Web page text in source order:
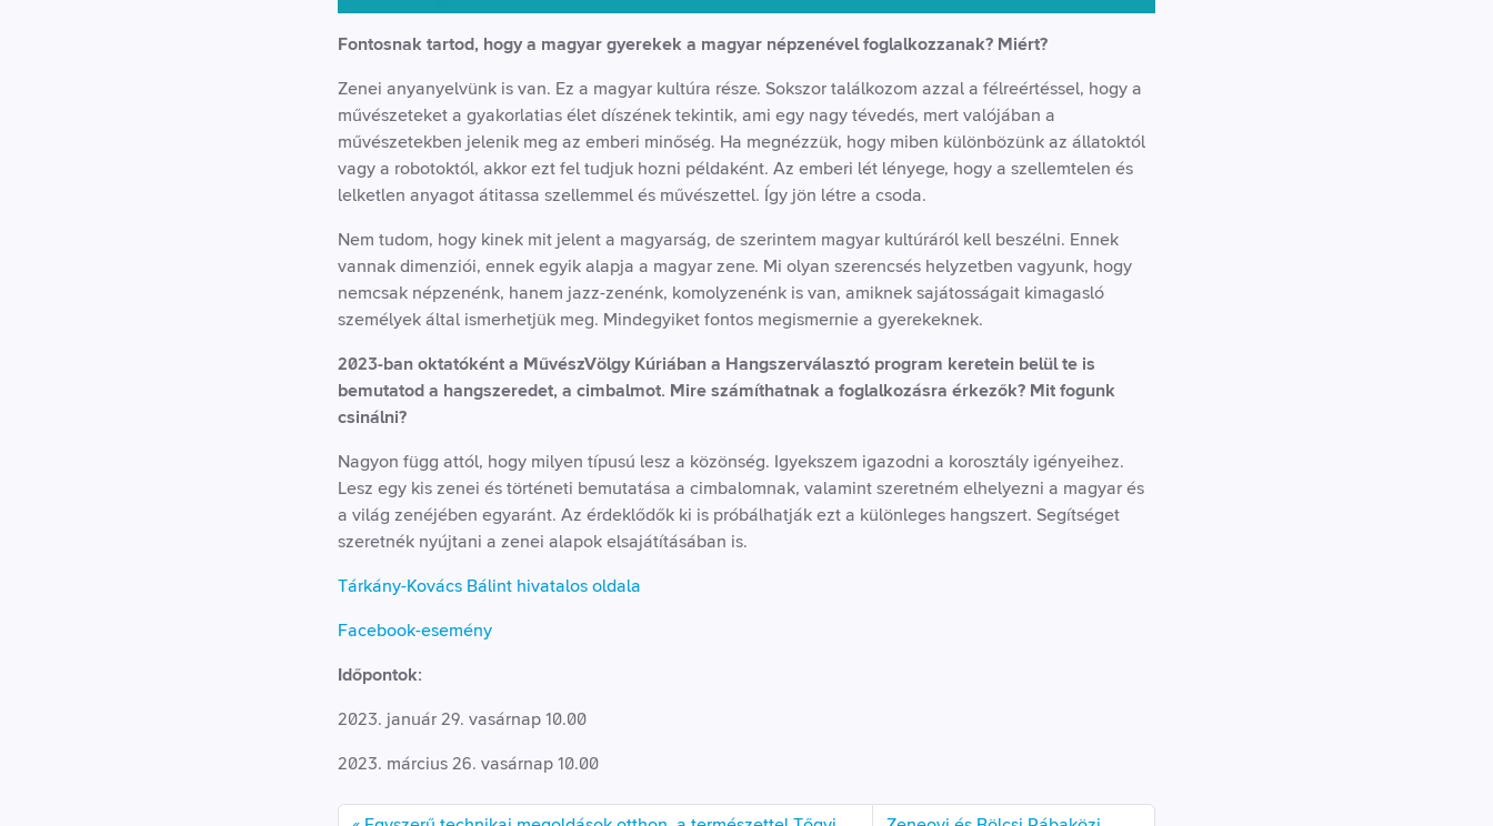
Fontosnak tartod, hogy a magyar gyerekek a magyar népzenével foglalkozzanak? Miért?
Zenei anyanyelvünk is van. Ez a magyar kultúra része. Sokszor találkozom azzal a félreértéssel, hogy a
művészeteket a gyakorlatias élet díszének tekintik, ami egy nagy tévedés, mert valójában a
művészetekben jelenik meg az emberi minőség. Ha megnézzük, hogy miben különbözünk az állatoktól
vagy a robotoktól, akkor ezt fel tudjuk hozni példaként. Az emberi lét lényege, hogy a szellemtelen és
lelketlen anyagot átitassa szellemmel és művészettel. Így jön létre a csoda.
Nem tudom, hogy kinek mit jelent a magyarság, de szerintem magyar kultúráról kell beszélni. Ennek
vannak dimenziói, ennek egyik alapja a magyar zene. Mi olyan szerencsés helyzetben vagyunk, hogy
nemcsak népzenénk, hanem jazz-zenénk, komolyzenénk is van, amiknek sajátosságait kimagasló
személyek által ismerhetjük meg. Mindegyiket fontos megismernie a gyerekeknek.
2023-ban oktatóként a MűvészVölgy Kúriában a Hangszerválasztó program keretein belül te is
bemutatod a hangszeredet, a cimbalmot. Mire számíthatnak a foglalkozásra érkezők? Mit fogunk
csinálni?
Nagyon függ attól, hogy milyen típusú lesz a közönség. Igyekszem igazodni a korosztály igényeihez.
Lesz egy kis zenei és történeti bemutatása a cimbalomnak, valamint szeretném elhelyezni a magyar és
a világ zenéjében egyaránt. Az érdeklődők ki is próbálhatják ezt a különleges hangszert. Segítséget
szeretnék nyújtani a zenei alapok elsajátításában is.
Tárkány-Kovács Bálint hivatalos oldala
Facebook-esemény
Időpontok:
2023. január 29. vasárnap 10.00
2023. március 26. vasárnap 10.00